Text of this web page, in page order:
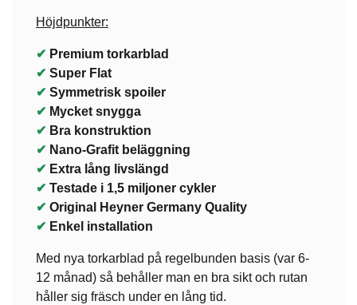
Höjdpunkter:
✔ Premium torkarblad
✔ Super Flat
✔ Symmetrisk spoiler
✔ Mycket snygga
✔ Bra konstruktion
✔ Nano-Grafit beläggning
✔ Extra lång livslängd
✔ Testade i 1,5 miljoner cykler
✔ Original Heyner Germany Quality
✔ Enkel installation
Med nya torkarblad på regelbunden basis (var 6-
12 månad) så behåller man en bra sikt och rutan
håller sig fräsch under en lång tid.